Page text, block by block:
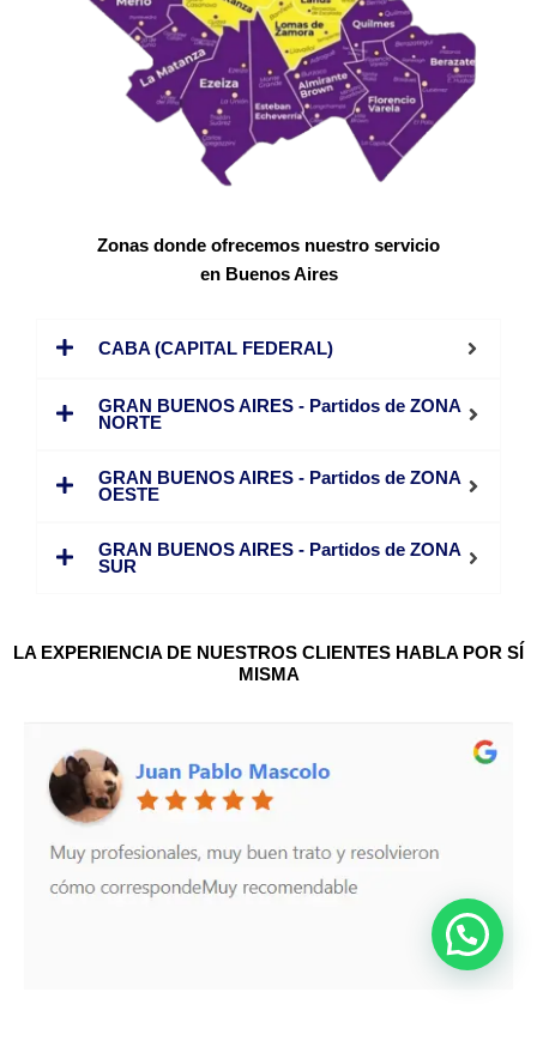
Zonas donde ofrecemos nuestro servicio
en Buenos Aires
CABA (CAPITAL FEDERAL)
GRAN BUENOS AIRES - Partidos de ZONA
NORTE
GRAN BUENOS AIRES - Partidos de ZONA
OESTE
GRAN BUENOS AIRES - Partidos de ZONA
SUR
LA EXPERIENCIA DE NUESTROS CLIENTES HABLA POR SÍ
MISMA